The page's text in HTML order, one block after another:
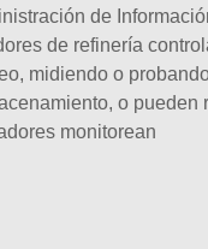
de
de refinería
midiendo o
o pueden
monitorean